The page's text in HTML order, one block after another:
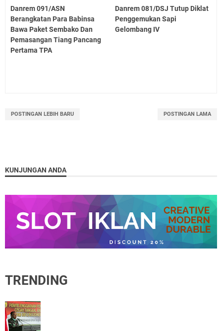
Danrem 091/ASN
Berangkatan Para Babinsa
Bawa Paket Sembako Dan
Pemasangan Tiang Pancang
Pertama TPA
Danrem 081/DSJ Tutup Diklat
Penggemukan Sapi
Gelombang IV
POSTINGAN LEBIH BARU POSTINGAN LAMA
KUNJUNGAN ANDA
TRENDING